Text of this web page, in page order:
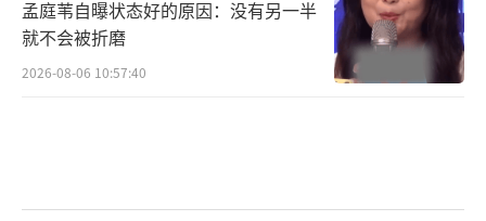
孟庭苇自曝状态好的原因：没有另一半
就不会被折磨
2026-08-06 10:57:40